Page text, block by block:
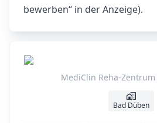
bewerben“ in der Anzeige).
MediClin Reha-
Bad Düben